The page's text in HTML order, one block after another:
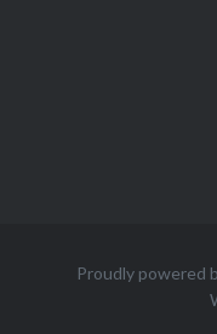
Proudly powered